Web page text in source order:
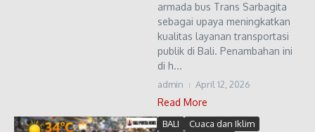
armada bus Trans Sarbagita
sebagai upaya meningkatkan
kualitas layanan transportasi
publik di Bali. Penambahan ini
di h...
admin April 12, 2026
Read More
BALI
Cuaca dan Iklim